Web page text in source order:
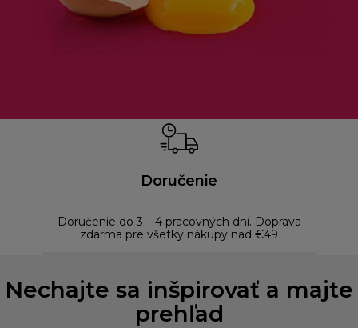
Doručenie
Doručenie do 3 – 4 pracovných dní. Doprava
zdarma pre všetky nákupy nad €49
Nechajte sa inšpirovať a majte
prehľad